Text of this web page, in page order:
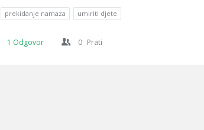
prekidanje namaza umiriti djete
1 Odgovor 0 Prati